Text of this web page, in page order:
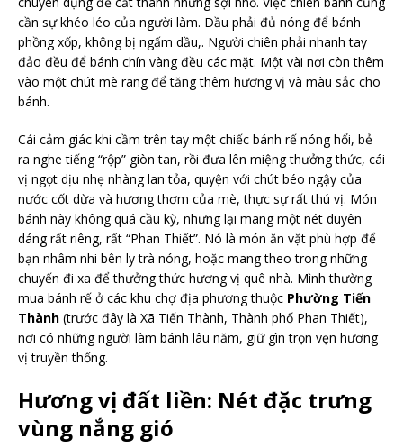
cần sự khéo léo của người làm. Dầu phải đủ nóng để bánh
phồng xốp, không bị ngấm dầu,. Người chiên phải nhanh tay
đảo đều để bánh chín vàng đều các mặt. Một vài nơi còn thêm
vào một chút mè rang để tăng thêm hương vị và màu sắc cho
bánh.
Cái cảm giác khi cầm trên tay một chiếc bánh rế nóng hổi, bẻ
ra nghe tiếng “rộp” giòn tan, rồi đưa lên miệng thưởng thức, cái
vị ngọt dịu nhẹ nhàng lan tỏa, quyện với chút béo ngậy của
nước cốt dừa và hương thơm của mè, thực sự rất thú vị. Món
bánh này không quá cầu kỳ, nhưng lại mang một nét duyên
dáng rất riêng, rất “Phan Thiết”. Nó là món ăn vặt phù hợp để
bạn nhâm nhi bên ly trà nóng, hoặc mang theo trong những
chuyến đi xa để thưởng thức hương vị quê nhà. Mình thường
mua bánh rế ở các khu chợ địa phương thuộc Phường Tiến
Thành (trước đây là Xã Tiến Thành, Thành phố Phan Thiết),
nơi có những người làm bánh lâu năm, giữ gìn trọn vẹn hương
vị truyền thống.
Hương vị đất liền: Nét đặc trưng
vùng nắng gió